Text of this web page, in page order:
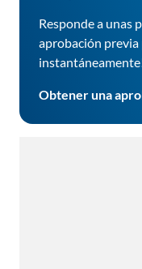
Responde a unas
aprobación previa
Obtener una